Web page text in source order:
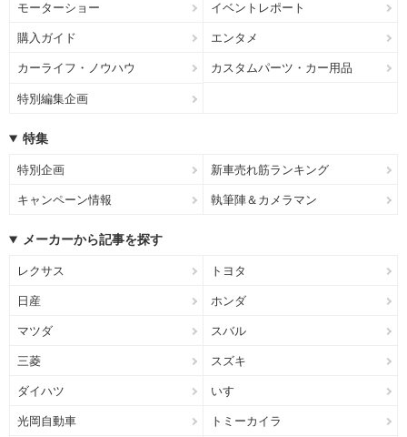
モーターショー イベントレポート
購入ガイド エンタメ
カーライフ・ノウハウ カスタムパーツ・カー用品
特別編集企画
特集
特別企画 新車売れ筋ランキング
キャンペーン情報 執筆陣＆カメラマン
メーカーから記事を探す
レクサス トヨタ
日産 ホンダ
マツダ スバル
三菱 スズキ
ダイハツ いすゞ
光岡自動車 トミーカイラ